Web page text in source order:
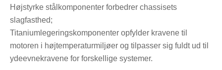
Højstyrke stålkomponenter forbedrer chassisets
slagfasthed;
Titaniumlegeringskomponenter opfylder kravene til
motoren i højtemperaturmiljøer og tilpasser sig fuldt ud til
ydeevnekravene for forskellige systemer.